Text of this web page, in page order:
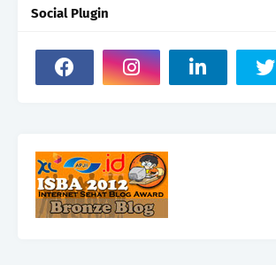
Social Plugin